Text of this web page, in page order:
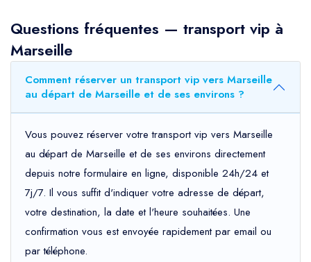
Questions fréquentes — transport vip à
Marseille
Comment réserver un transport vip vers Marseille
au départ de Marseille et de ses environs ?
Vous pouvez réserver votre transport vip vers Marseille
au départ de Marseille et de ses environs directement
depuis notre formulaire en ligne, disponible 24h/24 et
7j/7. Il vous suffit d'indiquer votre adresse de départ,
votre destination, la date et l'heure souhaitées. Une
confirmation vous est envoyée rapidement par email ou
par téléphone.